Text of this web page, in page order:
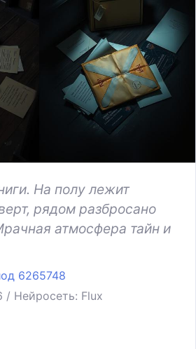
На полу лежит
рядом разбросано
атмосфера тайн и
6265748
/ Нейросеть: Flux